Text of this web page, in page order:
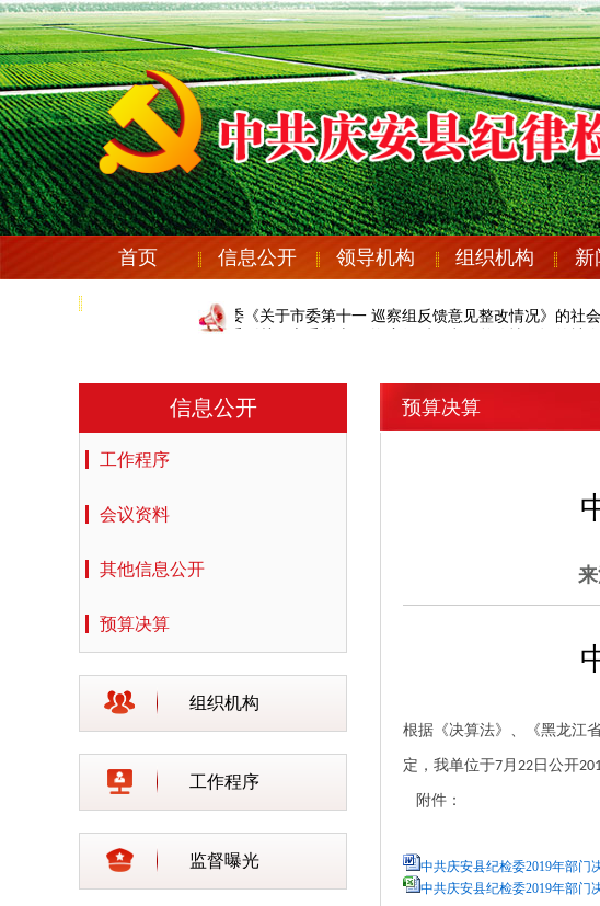
首页 信息公开 领导机构 组织机构 新
庆安县纪委机关党委《关于市委第十一 巡察组反馈意见整改情况》的社会
庆安县纪委机关党委《关于市委第十一 巡察组反馈意见整改情况》的社会
信息公开
工作程序
会议资料
其他信息公开
预算决算
组织机构
工作程序
监督曝光
预算决算
来
根据《决算法》、《黑龙江
定，我单位于7月 22 日公开
附件：
中共庆安县纪检委2019年部门
中共庆安县纪检委2019年部门